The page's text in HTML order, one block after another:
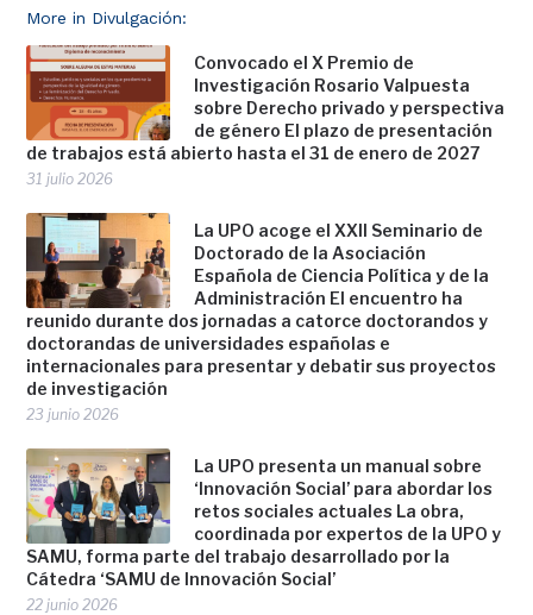
More in Divulgación:
Convocado el X Premio de
Investigación Rosario Valpuesta
sobre Derecho privado y perspectiva
de género El plazo de presentación
de trabajos está abierto hasta el 31 de enero de 2027
31 julio 2026
La UPO acoge el XXII Seminario de
Doctorado de la Asociación
Española de Ciencia Política y de la
Administración El encuentro ha
reunido durante dos jornadas a catorce doctorandos y
doctorandas de universidades españolas e
internacionales para presentar y debatir sus proyectos
de investigación
23 junio 2026
La UPO presenta un manual sobre
‘Innovación Social’ para abordar los
retos sociales actuales La obra,
coordinada por expertos de la UPO y
SAMU, forma parte del trabajo desarrollado por la
Cátedra ‘SAMU de Innovación Social’
22 junio 2026